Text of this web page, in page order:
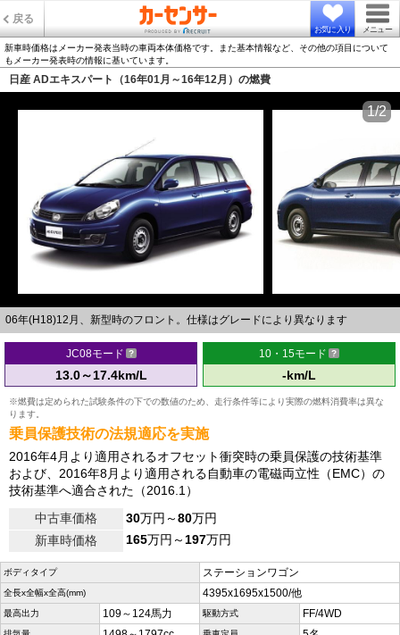
戻る
お気に入り メニュー
新車時価格はメーカー発表当時の車両本体価格です。また基本情報など、その他の項目について
もメーカー発表時の情報に基いています。
日産 ADエキスパート（16年01月～16年12月）の燃費
06年(H18)12月、新型時のフロント。仕様はグレードにより異なります
1/2
JC08モード
13.0～17.4km/L
10・15モード
-km/L
※燃費は定められた試験条件の下での数値のため、走行条件等により実際の燃料消費率は異な
ります。
乗員保護技術の法規適応を実施
2016年4月より適用されるオフセット衝突時の乗員保護の技術基準
および、2016年8月より適用される自動車の電磁両立性（EMC）の
技術基準へ適合された（2016.1）
中古車価格
30万円～80万円
新車時価格
165万円～197万円
ボディタイプ ステーションワゴン
全長x全幅x全高(mm) 4395x1695x1500/他
最高出力 109～124馬力 駆動方式 FF/4WD